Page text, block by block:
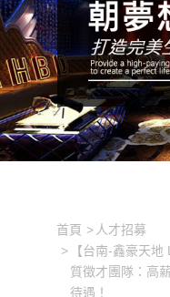
首頁
人才招募
【台南-鑫豪天
質徵才團隊：高
待遇！